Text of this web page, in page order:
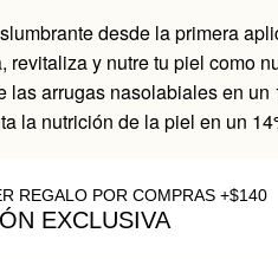
desde la primera
revitaliza y nutre tu piel como
las arrugas nasolabiales en un
la nutrición de la piel en un
REGALO POR COMPRAS +$140
EXCLUSIVA